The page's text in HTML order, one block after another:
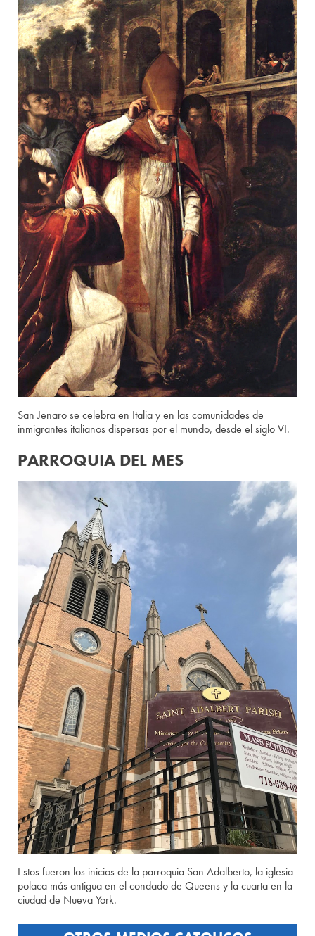
San Jenaro se celebra en Italia y en las comunidades de
inmigrantes italianos dispersas por el mundo, desde el siglo VI.
PARROQUIA DEL MES
Estos fueron los inicios de la parroquia San Adalberto, la iglesia
polaca más antigua en el condado de Queens y la cuarta en la
ciudad de Nueva York.